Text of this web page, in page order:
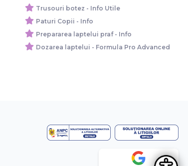
Trusouri botez - Info Utile
Paturi Copii - Info
Prepararea laptelui praf - Info
Dozarea laptelui - Formula Pro Advanced